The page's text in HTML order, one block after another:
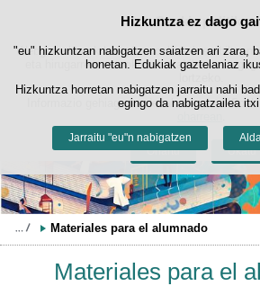
Cookie politika
Webgune honek berezko cookie-ak erabiltzen
eta hirugarrenen cookie-ak erabilera- eta
Informazio gehiago lor dezakezu gure
Onartu Ukatu
Hizkuntza ez dago
"eu" hizkuntzan nabigatzen saiatzen ari zara,
honetan. Edukiak gaztelaniaz
Hizkuntza horretan nabigatzen jarraitu nahi
egingo da nabigatzailea itxi
Jarraitu "eu"n nabigatzen
Edukira
Materiales para el alumnado
Materiales para el